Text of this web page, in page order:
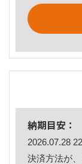
納期目安：
2026.07.28
決済方法が